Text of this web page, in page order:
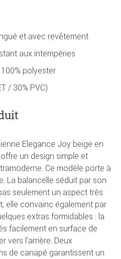
et avec revêtement
aux intempéries
polyester
/ 30% PVC)
Elegance Joy beige en
un design simple et
Ce modèle porte à
La balancelle séduit par son
seulement un aspect très
elle convainc également par
extras formidables : la
facilement en surface de
vers l'arrière. Deux
de canapé garantissent un